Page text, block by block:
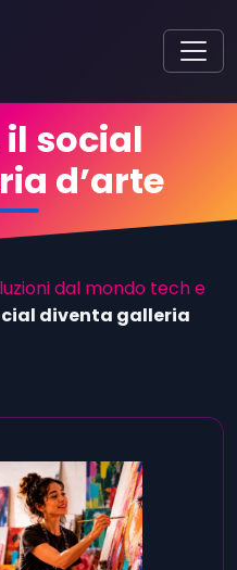
il social
d’arte
dal mondo tech e
diventa galleria